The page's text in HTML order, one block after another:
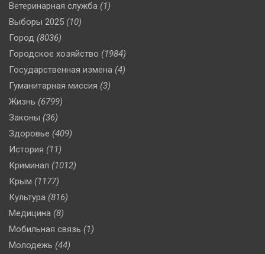
Ветеринарная служба (1)
Выборы 2025 (10)
Город (8036)
Городское хозяйство (1984)
Государственная измена (4)
Гуманитарная миссия (3)
Жизнь (6799)
Законы (36)
Здоровье (409)
История (11)
Криминал (1012)
Крым (1177)
Культура (816)
Медицина (8)
Мобильная связь (1)
Молодежь (44)